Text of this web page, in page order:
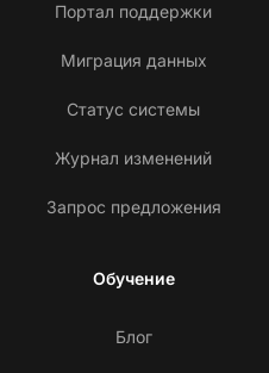
Портал поддержки
Миграция данных
Статус системы
Журнал изменений
Запрос предложения
Обучение
Блог